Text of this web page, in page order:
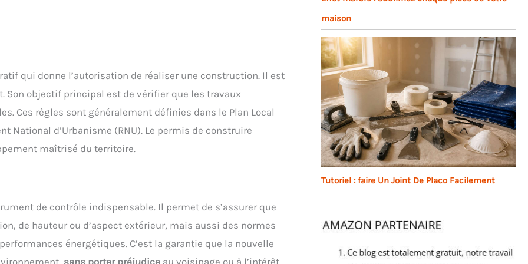
qui donne l’autorisation de réaliser une construction. Il est
Son objectif principal est de vérifier que les travaux
Ces règles sont généralement définies dans le Plan Local
National d’Urbanisme (RNU). Le permis de construire
maîtrisé du territoire.
de contrôle indispensable. Il permet de s’assurer que
de hauteur ou d’aspect extérieur, mais aussi des normes
énergétiques. C’est la garantie que la nouvelle
sans porter préjudice au voisinage ou à l’intérêt
maison
Tutoriel : faire Un Joint De Placo Facilement